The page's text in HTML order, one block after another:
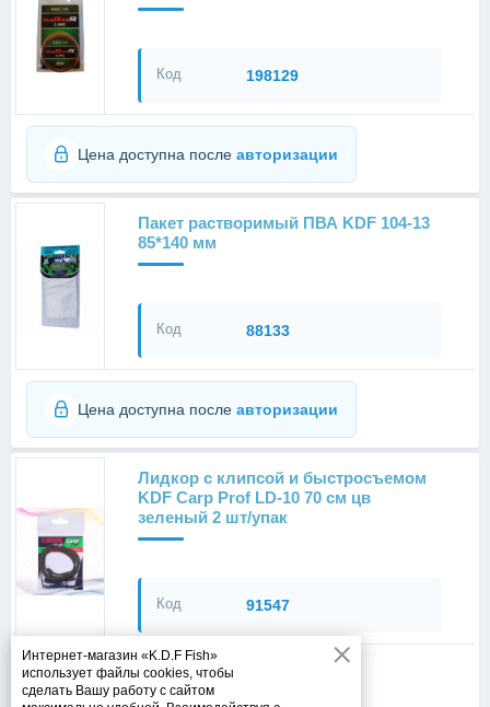
Интернет-магазин «K.D.F Fish»
использует файлы cookies, чтобы
сделать Вашу работу с сайтом
Код 198129
Цена доступна после авторизации
Пакет растворимый ПВА KDF 104-13
85*140 мм
Код 88133
Цена доступна после авторизации
Лидкор с клипсой и быстросъемом
KDF Carp Prof LD-10 70 см цв
зеленый 2 шт/упак
Код 91547
Цена доступна после